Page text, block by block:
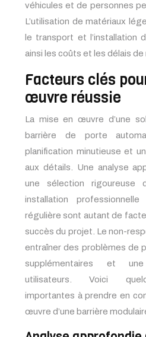
véhicules et de personnes
L’utilisation de matériaux
le transport et l’installation
ainsi les coûts et les délais de
Facteurs clés
œuvre réussie
La mise en œuvre d’une
barrière de porte
planification minutieuse et
aux détails. Une analyse
une sélection rigoureuse
installation
régulière sont autant de
succès du projet. Le non-
entraîner des problèmes de
supplémentaires et
utilisateurs. Voici
importantes à prendre en
œuvre d’une barrière